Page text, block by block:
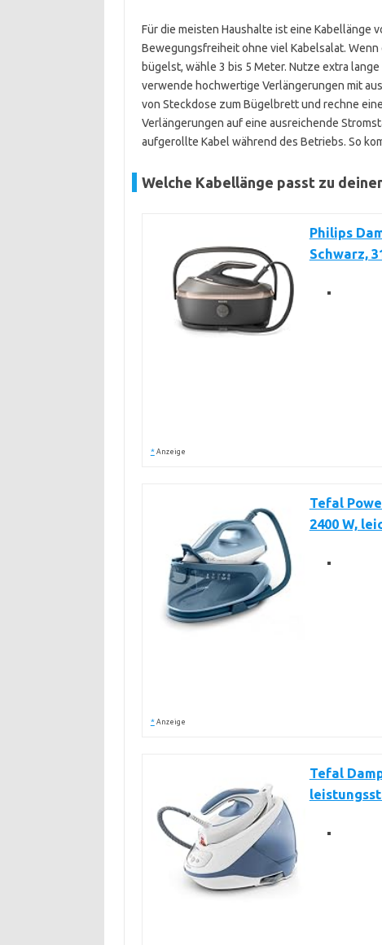
Für die meisten Haushalte ist eine Kabellänge
Bewegungsfreiheit ohne viel Kabelsalat.
bügelst, wähle 3 bis 5 Meter. Nutze extra
verwende hochwertige Verlängerungen mit
von Steckdose zum Bügelbrett und rechne
Verlängerungen auf eine ausreichende
aufgerollte Kabel während des Betriebs. So
Welche Kabellänge passt zu
Philips
Schwarz,
* Anzeige
Tefal
2400 W,
* Anzeige
Tefal